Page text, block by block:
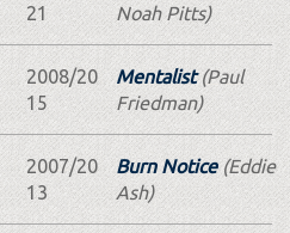
21
Noah Pitts)
2008/20
15
Mentalist(Paul
Friedman)
2007/20
13
Burn Notice(Eddie
Ash)